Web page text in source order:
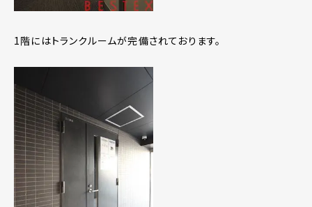
1階にはトランクルームが完備されております。